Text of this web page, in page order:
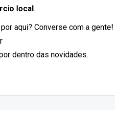
local.
aqui? Converse com a gente!
dentro das novidades.